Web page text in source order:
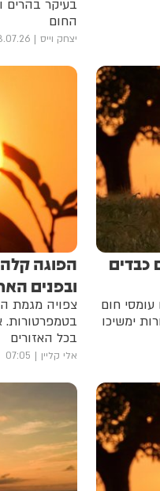
בעיקר בהרים
החום
יצחק וייס
כבדים
חום
ימשיכו
הפוגה
ובפנים
צפויה מגמת
בטמפרטורות.
בכל האזורים
אלי קליין 07:05